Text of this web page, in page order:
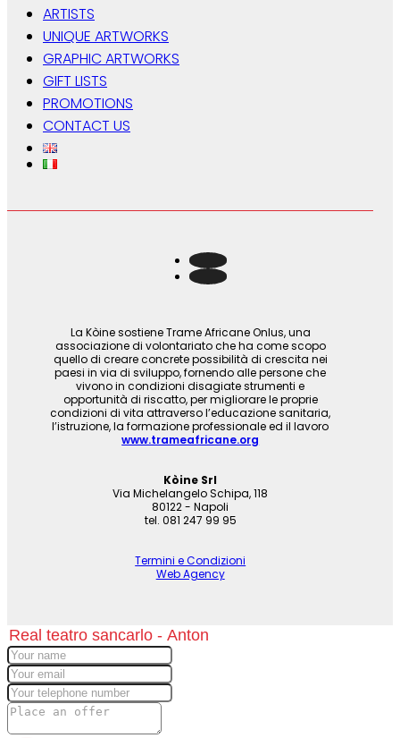
ARTISTS
UNIQUE ARTWORKS
GRAPHIC ARTWORKS
GIFT LISTS
PROMOTIONS
CONTACT US
La Kòine sostiene Trame Africane Onlus, una
associazione di volontariato che ha come scopo
quello di creare concrete possibilità di crescita nei
paesi in via di sviluppo, fornendo alle persone che
vivono in condizioni disagiate strumenti e
opportunità di riscatto, per migliorare le proprie
condizioni di vita attraverso l’educazione sanitaria,
l’istruzione, la formazione professionale ed il lavoro
www.trameafricane.org
Kòine Srl
Via Michelangelo Schipa, 118
80122 - Napoli
tel. 081 247 99 95
Termini e Condizioni
Web Agency